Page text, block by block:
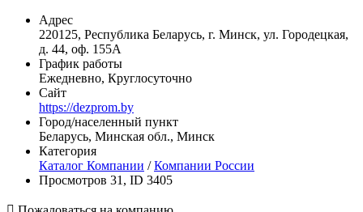
Адрес
220125, Республика Беларусь, г. Минск, ул. Городецкая,
д. 44, оф. 155А
График работы
Ежедневно, Круглосуточно
Сайт
https://dezprom.by
Город/населенный пункт
Беларусь, Минская обл., Минск
Категория
Каталог Компании /Компании России
Просмотров 31, ID 3405